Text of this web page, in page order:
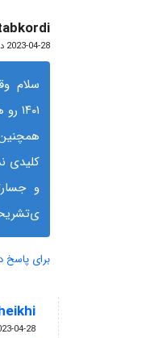
گفته:
2023-04-28 در 8:21 ق.ظ
سلام
۱۴۰۱ رو‌ هم اضافه کنید؟
کلیدی
و
برای پاسخ
گفته:
2023-04-28 در